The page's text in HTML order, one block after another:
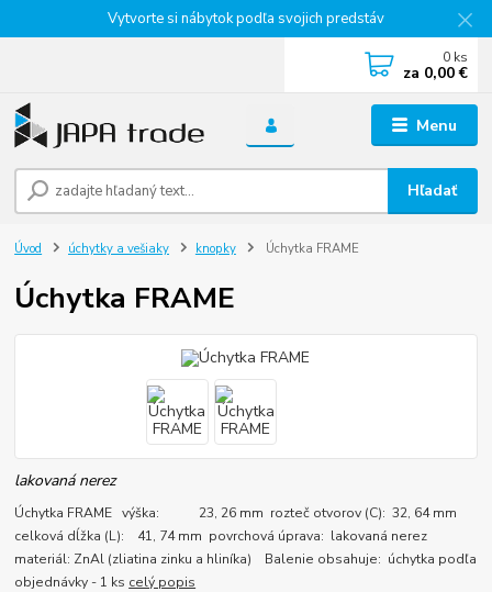
Vytvorte si nábytok podľa svojich predstáv
Menu
Hľadať
0 ks
za 0,00 €
Úvod úchytky a vešiaky knopky Úchytka FRAME
Úchytka FRAME
lakovaná nerez
Úchytka FRAME výška: 23, 26 mm rozteč otvorov (C): 32, 64 mm
celková dĺžka (L): 41, 74 mm povrchová úprava: lakovaná nerez
materiál: ZnAl (zliatina zinku a hliníka) Balenie obsahuje: úchytka podľa
objednávky - 1 ks celý popis